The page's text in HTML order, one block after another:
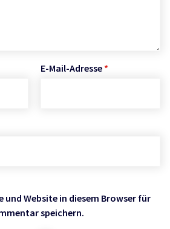
E-Mail-Adresse *
und Website in diesem Browser für
speichern.